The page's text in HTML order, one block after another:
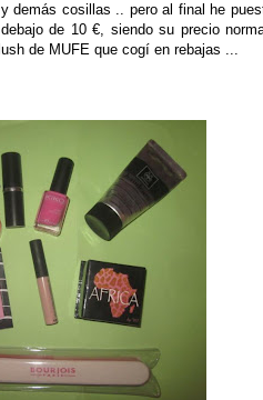
demás cosillas .. pero al final he
de 10 €, siendo su precio
de MUFE que cogí en rebajas ...